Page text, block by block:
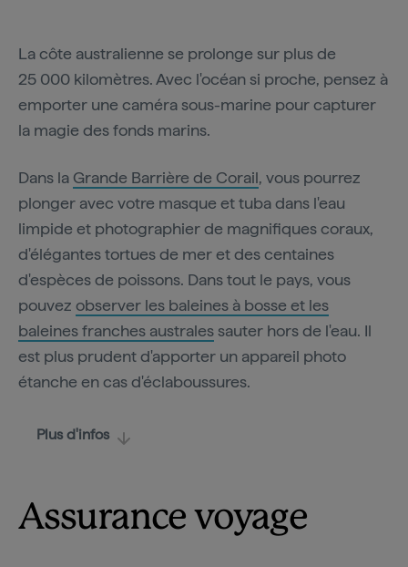
La côte australienne se prolonge sur plus de
25 000 kilomètres. Avec l'océan si proche, pensez à
emporter une caméra sous-marine pour capturer
la magie des fonds marins.
Dans la Grande Barrière de Corail, vous pourrez
plonger avec votre masque et tuba dans l'eau
limpide et photographier de magnifiques coraux,
d'élégantes tortues de mer et des centaines
d'espèces de poissons. Dans tout le pays, vous
pouvez observer les baleines à bosse et les
baleines franches australessauter hors de l'eau. Il
est plus prudent d'apporter un appareil photo
étanche en cas d'éclaboussures.
Plus d'infos
Assurance voyage